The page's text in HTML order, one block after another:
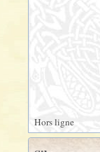
Hors ligne